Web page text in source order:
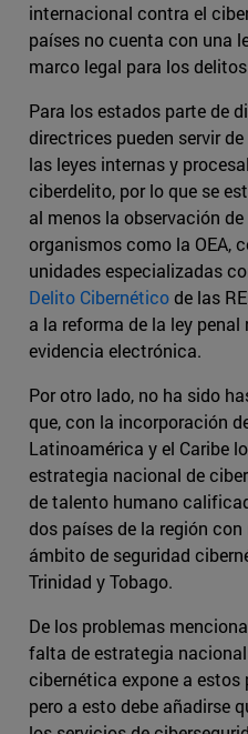
internacional contra el
países no cuenta con una
marco legal para los
Para los estados parte de
directrices pueden servir
las leyes internas y
ciberdelito, por lo que se
al menos la observación
organismos como la OEA,
unidades especializadas
Delito Cibernéticode las
a la reforma de la ley
evidencia electrónica.
Por otro lado, no ha sido
que, con la incorporación
Latinoamérica y el Caribe
estrategia nacional de
de talento humano
dos países de la región
ámbito de seguridad
Trinidad y Tobago.
De los problemas
falta de estrategia
cibernética expone a estos
pero a esto debe añadirse